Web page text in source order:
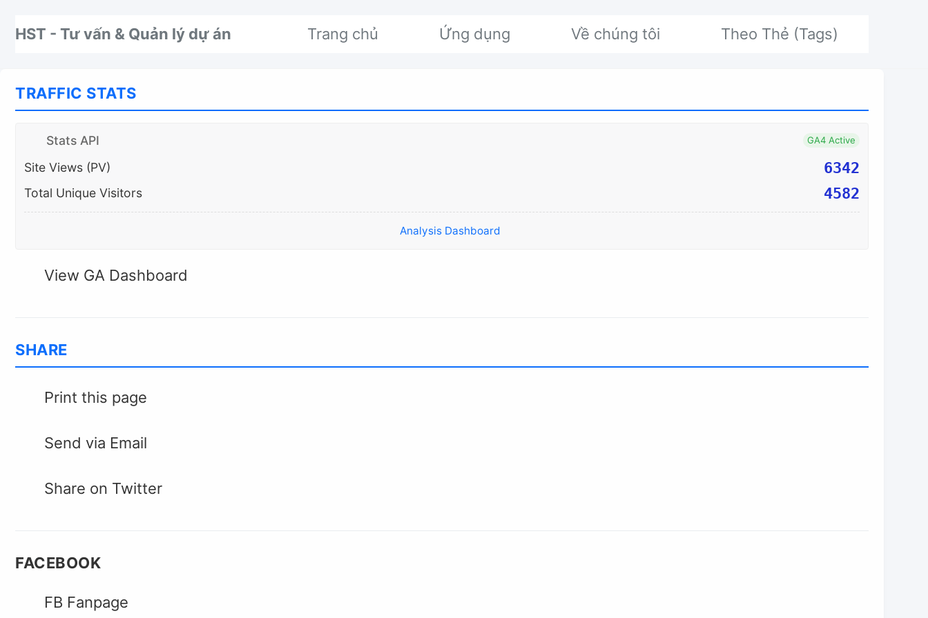
HST - Tư vấn & Quản lý dự án
Trang chủ Ứng dụng Về chúng tôi Theo Thẻ (Tags)
TRAFFIC STATS
Stats API GA4 Active
Site Views (PV) 6342
Total Unique Visitors 4582
Analysis Dashboard
View GA Dashboard
SHARE
Print this page
Send via Email
Share on Twitter
FACEBOOK
FB Fanpage